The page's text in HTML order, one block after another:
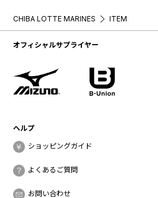
CHIBA LOTTE MARINES ITEM
オフィシャルサプライヤー
ヘルプ
ショッピングガイド
よくあるご質問
お問い合わせ